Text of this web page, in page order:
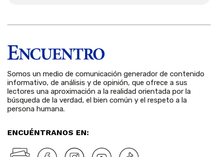
Somos un medio de comunicación generador de contenido
informativo, de análisis y de opinión, que ofrece a sus
lectores una aproximación a la realidad orientada por la
búsqueda de la verdad, el bien común y el respeto a la
persona humana.
ENCUÉNTRANOS EN: